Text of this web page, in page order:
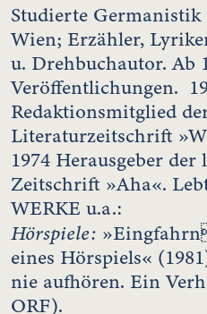
Studierte
Wien; Erzähler,
u. Drehbuchautor. Ab
Veröffentlichungen.
Redaktionsmitglied
Literaturzeitschrift
1974 Herausgeber
Zeitschrift »Aha«.
WERKE u.a.:
Hörspiele:
eines Hörspiels«
nie aufhören. Ein
ORF).